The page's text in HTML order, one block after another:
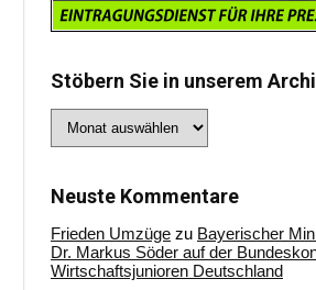
Stöbern Sie in unserem
Sie
Archiv
Neuste Kommentare
Frieden Umzüge zu Bayerischer
Dr. Markus Söder auf der
Wirtschaftsjunioren Deutschland